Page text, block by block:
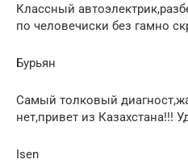
Классный
по человечиски без гамно
Бурьян
Самый толковый
нет,привет из Казахстана!!!
Isen